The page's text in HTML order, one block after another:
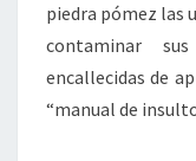
piedra pómez las
contaminar
encallecidas de
“manual de